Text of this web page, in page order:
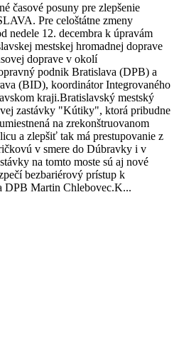
časové posuny pre zlepšenie
Pre celoštátne zmeny
nedele 12. decembra k úpravám
mestskej hromadnej doprave
doprave v okolí
podnik Bratislava (DPB) a
(BID), koordinátor Integrovaného
kraji.Bratislavský mestský
zastávky "Kútiky", ktorá pribudne
na zrekonštruovanom
a zlepšiť tak má prestupovanie z
v smere do Dúbravky i v
na tomto moste sú aj nové
bezbariérový prístup k
DPB Martin Chlebovec.K...